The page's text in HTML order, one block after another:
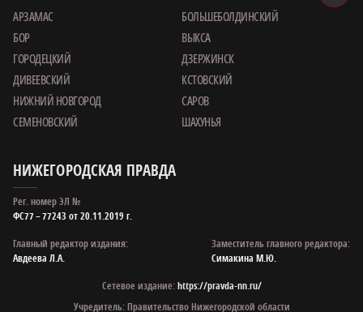
АРЗАМАС
БОЛЬШЕБОЛДИНСКИЙ
БОР
ВЫКСА
ГОРОДЕЦКИЙ
ДЗЕРЖИНСК
ДИВЕЕВСКИЙ
КСТОВСКИЙ
НИЖНИЙ НОВГОРОД
САРОВ
СЕМЕНОВСКИЙ
ШАХУНЬЯ
НИЖЕГОРОДСКАЯ ПРАВДА
Рег. номер ЭЛ №
ФС77 – 77243 от 20.11.2019 г.
Главный редактор издания:
Авдеева Л.А.
Заместитель главного редактора:
Симакина М.Ю.
Сетевое издание:https://pravda-nn.ru/
Учредитель: Правительство Нижегородской области